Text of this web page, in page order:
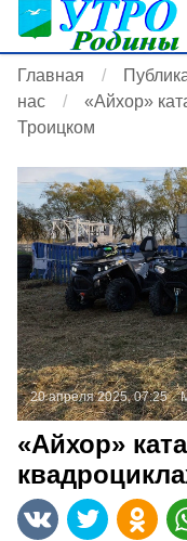
Главная
нас
«Айхор»
Троицком
20 апреля 2025, 07:25
«Айхор»